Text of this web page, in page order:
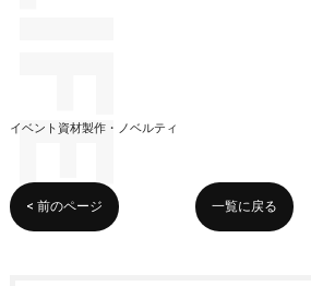
イベント資材製作・ノベルティ
< 前のページ 一覧に戻る